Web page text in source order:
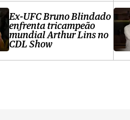
Ex-UFC Bruno Blindado
enfrenta tricampeão
mundial Arthur Lins no
CDL Show